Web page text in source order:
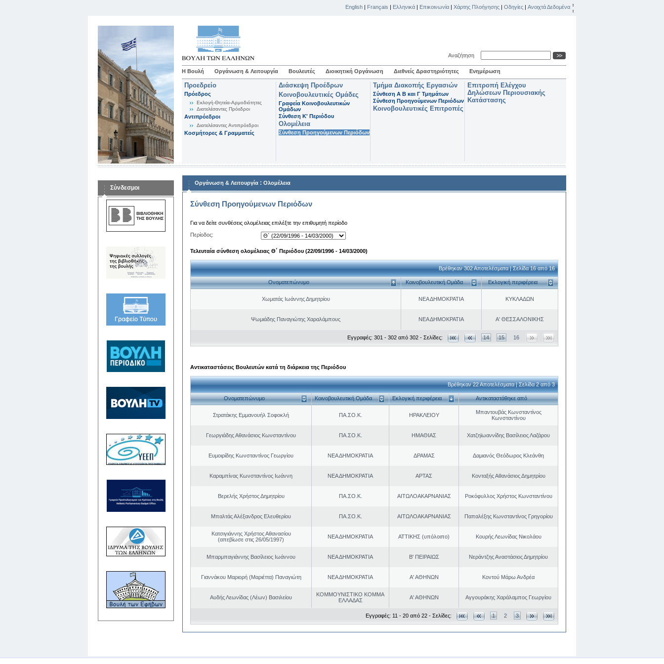
English | Français | Ελληνικά | Επικοινωνία | Χάρτης Πλοήγησης | Οδηγίες | Ανοιχτά Δεδομένα
Αναζήτηση
Η Βουλή Οργάνωση & Λειτουργία Βουλευτές Διοικητική Οργάνωση Διεθνείς Δραστηριότητες Ενημέρωση
Προεδρείο
Πρόεδρος
Εκλογή-Θητεία-Αρμοδιότητες
Διατελέσαντες Πρόεδροι
Αντιπρόεδροι
Διατελέσαντες Αντιπρόεδροι
Κοσμήτορες & Γραμματείς
Διάσκεψη Προέδρων
Κοινοβουλευτικές Ομάδες
Γραφεία Κοινοβουλευτικών
Ομάδων
Σύνθεση K' Περιόδου
Ολομέλεια
Σύνθεση Προηγούμενων Περιόδων
Τμήμα Διακοπής Εργασιών
Σύνθεση Α Β και Γ Τμημάτων
Σύνθεση Προηγούμενων Περιόδων
Κοινοβουλευτικές Επιτροπές
Επιτροπή Ελέγχου
Δηλώσεων Περιουσιακής
Κατάστασης
Σύνδεσμοι
Οργάνωση & Λειτουργία : Ολομέλεια
Σύνθεση Προηγούμενων Περιόδων
Για να δείτε συνθέσεις ολομέλειας επιλέξτε την επιθυμητή περίοδο
Περίοδος:
Τελευταία σύνθεση ολομέλειας Θ΄ Περιόδου (22/09/1996 - 14/03/2000)
Βρέθηκαν 302 Αποτελέσματα | Σελίδα 16 από 16
Ονοματεπώνυμο Κοινοβουλευτική Ομάδα Εκλογική περιφέρεια
Χωματάς Ιωάννης Δημητρίου ΝΕΑ ΔΗΜΟΚΡΑΤΙΑ ΚΥΚΛΑΔΩΝ
Ψωμιάδης Παναγιώτης Χαραλάμπους ΝΕΑ ΔΗΜΟΚΡΑΤΙΑ Α' ΘΕΣΣΑΛΟΝΙΚΗΣ
Εγγραφές: 301 - 302 από 302 - Σελίδες: 14 15 16
Αντικαταστάσεις Βουλευτών κατά τη διάρκεια της Περιόδου
Βρέθηκαν 22 Αποτελέσματα | Σελίδα 2 από 3
Ονοματεπώνυμο Κοινοβουλευτική Ομάδα Εκλογική περιφέρεια Αντικαταστάθηκε από
Στρατάκης Εμμανουήλ Σοφοκλή ΠΑ.ΣΟ.Κ. ΗΡΑΚΛΕΙΟΥ
Μπαντουβάς Κωνσταντίνος
Κωνσταντίνου
Γεωργιάδης Αθανάσιος Κωνσταντίνου ΠΑ.ΣΟ.Κ. ΗΜΑΘΙΑΣ Χατζηϊωαννίδης Βασίλειος Λαζάρου
Ευμοιρίδης Κωνσταντίνος Γεωργίου ΝΕΑ ΔΗΜΟΚΡΑΤΙΑ ΔΡΑΜΑΣ Δαμιανός Θεόδωρος Κλεάνθη
Καραμπίνας Κωνσταντίνος Ιωάννη ΝΕΑ ΔΗΜΟΚΡΑΤΙΑ ΑΡΤΑΣ Κονταξής Αθανάσιος Δημητρίου
Βερελής Χρήστος Δημητρίου ΠΑ.ΣΟ.Κ. ΑΙΤΩΛΟΑΚΑΡΝΑΝΙΑΣ Ροκόφυλλος Χρήστος Κωνσταντίνου
Μπαλτάς Αλέξανδρος Ελευθερίου ΠΑ.ΣΟ.Κ. ΑΙΤΩΛΟΑΚΑΡΝΑΝΙΑΣ Παπαλέξης Κωνσταντίνος Γρηγορίου
Κατσιγιάννης Χρήστος Αθανασίου
(απεβίωσε στις 26/05/1997)
ΝΕΑ ΔΗΜΟΚΡΑΤΙΑ ΑΤΤΙΚΗΣ (υπόλοιπο) Κουρής Λεωνίδας Νικολάου
Μπαρμπαγιάννης Βασίλειος Ιωάννου ΝΕΑ ΔΗΜΟΚΡΑΤΙΑ Β' ΠΕΙΡΑΙΩΣ Νεράντζης Αναστάσιος Δημητρίου
Γιαννάκου Μαριορή (Μαριέττα) Παναγιώτη ΝΕΑ ΔΗΜΟΚΡΑΤΙΑ Α' ΑΘΗΝΩΝ Κοντού Μάρω Ανδρέα
Αυδής Λεωνίδας (Λέων) Βασιλείου
ΚΟΜΜΟΥΝΙΣΤΙΚΟ ΚΟΜΜΑ
ΕΛΛΑΔΑΣ
Α' ΑΘΗΝΩΝ Αγγουράκης Χαράλαμπος Γεωργίου
Εγγραφές: 11 - 20 από 22 - Σελίδες: 1 2 3